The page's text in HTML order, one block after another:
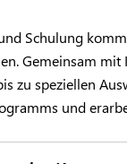
Schulung
Gemeinsam
zu speziellen
und